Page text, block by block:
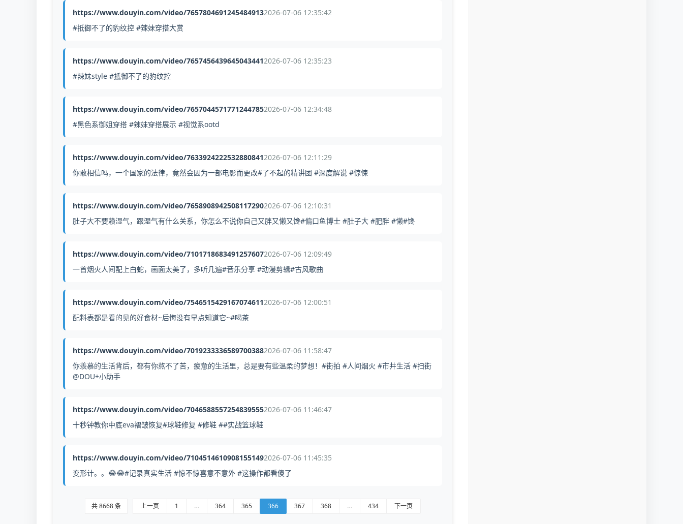
https://www.douyin.com/video/76578046912454849132026-07-06 12:35:42
#抵御不了的豹纹控 #辣妹穿搭大赏
https://www.douyin.com/video/76574564396450434412026-07-06 12:35:23
#辣妹style #抵御不了的豹纹控
https://www.douyin.com/video/76570445717712447852026-07-06 12:34:48
#黑色系御姐穿搭 #辣妹穿搭展示 #视觉系ootd
https://www.douyin.com/video/76339242225328808412026-07-06 12:11:29
你敢相信吗，一个国家的法律，竟然会因为一部电影而更改#了不起的精讲团 #深度解说 #惊悚
https://www.douyin.com/video/76589089425081172902026-07-06 12:10:31
肚子大不要赖湿气，跟湿气有什么关系，你怎么不说你自己又胖又懒又馋#偏口鱼博士 #肚子大 #肥胖 #懒#馋
https://www.douyin.com/video/71017186834912576072026-07-06 12:09:49
一首烟火人间配上白蛇，画面太美了，多听几遍#音乐分享 #动漫剪辑#古风歌曲
https://www.douyin.com/video/75465154291670746112026-07-06 12:00:51
配料表都是看的见的好食材~后悔没有早点知道它~#喝茶
https://www.douyin.com/video/70192333365897003882026-07-06 11:58:47
你羡慕的生活背后，都有你熬不了苦，疲惫的生活里，总是要有些温柔的梦想！#街拍 #人间烟火 #市井生活 #扫街
@DOU+小助手
https://www.douyin.com/video/70465885572548395552026-07-06 11:46:47
十秒钟教你中底eva褶皱恢复#球鞋修复 #修鞋 ##实战篮球鞋
https://www.douyin.com/video/71045146109081551492026-07-06 11:45:35
变形计。。😂😂#记录真实生活 #惊不惊喜意不意外 #这操作都看傻了
共 8668 条 上一页 1 … 364 365 366 367 368 … 434 下一页